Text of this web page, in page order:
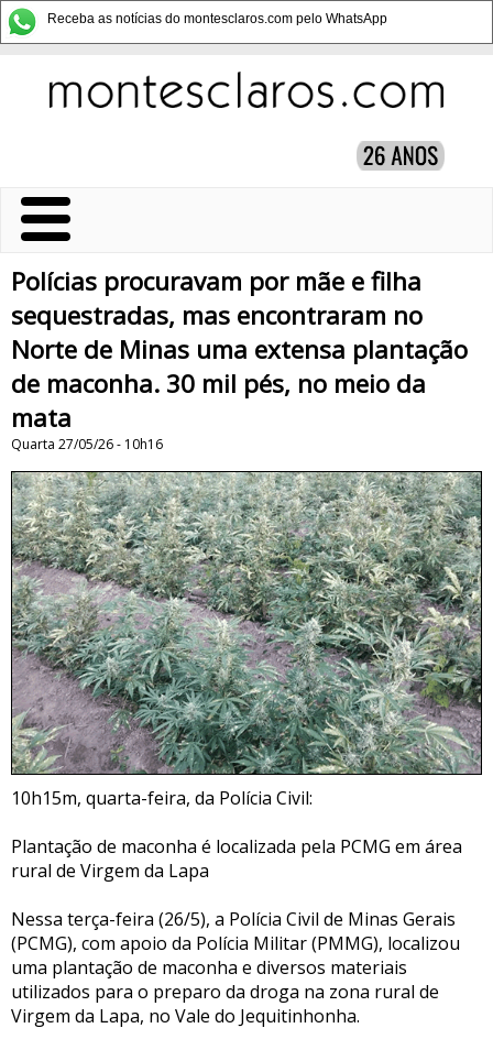
Receba as notícias do montesclaros.com pelo WhatsApp
Polícias procuravam por mãe e filha
sequestradas, mas encontraram no
Norte de Minas uma extensa plantação
de maconha. 30 mil pés, no meio da
mata
Quarta 27/05/26 - 10h16
10h15m, quarta-feira, da Polícia Civil:
Plantação de maconha é localizada pela PCMG em área
rural de Virgem da Lapa
Nessa terça-feira (26/5), a Polícia Civil de Minas Gerais
(PCMG), com apoio da Polícia Militar (PMMG), localizou
uma plantação de maconha e diversos materiais
utilizados para o preparo da droga na zona rural de
Virgem da Lapa, no Vale do Jequitinhonha.